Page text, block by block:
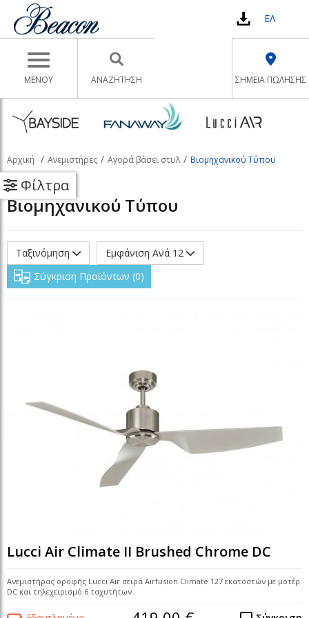
Toggle navigation
ΜΕΝΟΥ
ΕΛ
ΣΗΜΕΙΑ ΠΩΛΗΣΗΣ
ΑΝΑΖΉΤΗΣΗ
Αρχική Ανεμιστήρες Αγορά βάσει στυλ Βιομηχανικού Τύπου
Φίλτρα
Βιομηχανικού Τύπου
Ταξινόμηση
Εμφάνιση Ανά 12
Σύγκριση Προϊόντων 0
Lucci Air Climate II Brushed Chrome DC
Ανεμιστήρας οροφής Lucci Air σειρά Airfusion Climate 127 εκατοστών με μοτέρ
DC και τηλεχειρισμό 6 ταχυτήτων